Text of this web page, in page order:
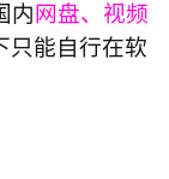
内 网盘、视频
只能自行在软